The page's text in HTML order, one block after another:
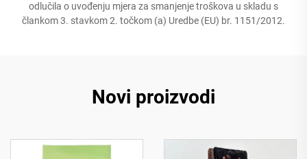
odlučila o uvođenju mjera za smanjenje troškova u skladu s
člankom 3. stavkom 2. točkom (a) Uredbe (EU) br. 1151/2012.
Novi proizvodi